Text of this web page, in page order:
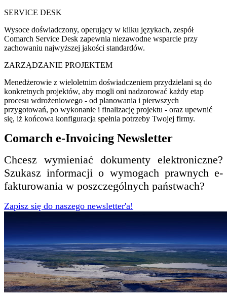
SERVICE DESK
Wysoce doświadczony, operujący w kilku językach, zespół
Comarch Service Desk zapewnia niezawodne wsparcie przy
zachowaniu najwyższej jakości standardów.
ZARZĄDZANIE PROJEKTEM
Menedżerowie z wieloletnim doświadczeniem przydzielani są do
konkretnych projektów, aby mogli oni nadzorować każdy etap
procesu wdrożeniowego - od planowania i pierwszych
przygotowań, po wykonanie i finalizację projektu - oraz upewnić
się, iż końcowa konfiguracja spełnia potrzeby Twojej firmy.
Comarch e-Invoicing Newsletter
Chcesz wymieniać dokumenty elektroniczne?
Szukasz informacji o wymogach prawnych e-
fakturowania w poszczególnych państwach?
Zapisz się do naszego newsletter'a!